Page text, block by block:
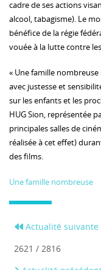
cadre de ses actions
alcool, tabagisme). Le
bénéfice de la régie
vouée à la lutte contre
« Une famille nombreuse
avec justesse et
sur les enfants et les
HUG Sion, représentée
principales salles de
réalisée à cet effet)
des films.
Une famille nombreuse
Actualité suivante
2621 / 2816